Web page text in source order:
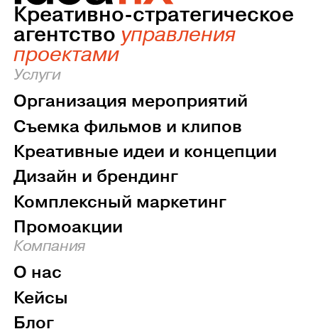
Креативно-стратегическое
агентство управления
проектами
Услуги
Организация мероприятий
Съемка фильмов и клипов
Креативные идеи и концепции
Дизайн и брендинг
Комплексный маркетинг
Промоакции
Компания
О нас
Кейсы
Блог